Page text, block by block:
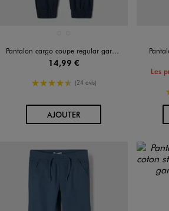
Pantalon cargo coupe regular garçon
14,99 €
4.5/5 de moyenne
(24 avis)
AJOUTERAU PANIER
Les